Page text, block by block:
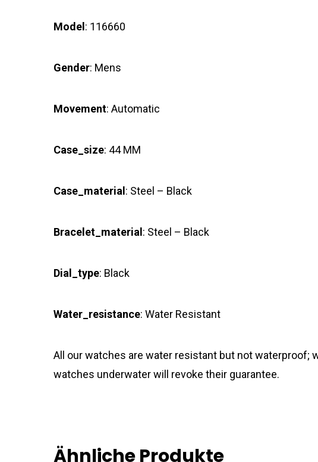
Model : 116660
Gender: Mens
Movement: Automatic
Case_size: 44 MM
Case_material : Steel – Black
Bracelet_material : Steel – Black
Dial_type: Black
Water_resistance: Water Resistant
All our watches are water resistant but not
watches underwater will revoke their guarantee.
Ähnliche Produkte